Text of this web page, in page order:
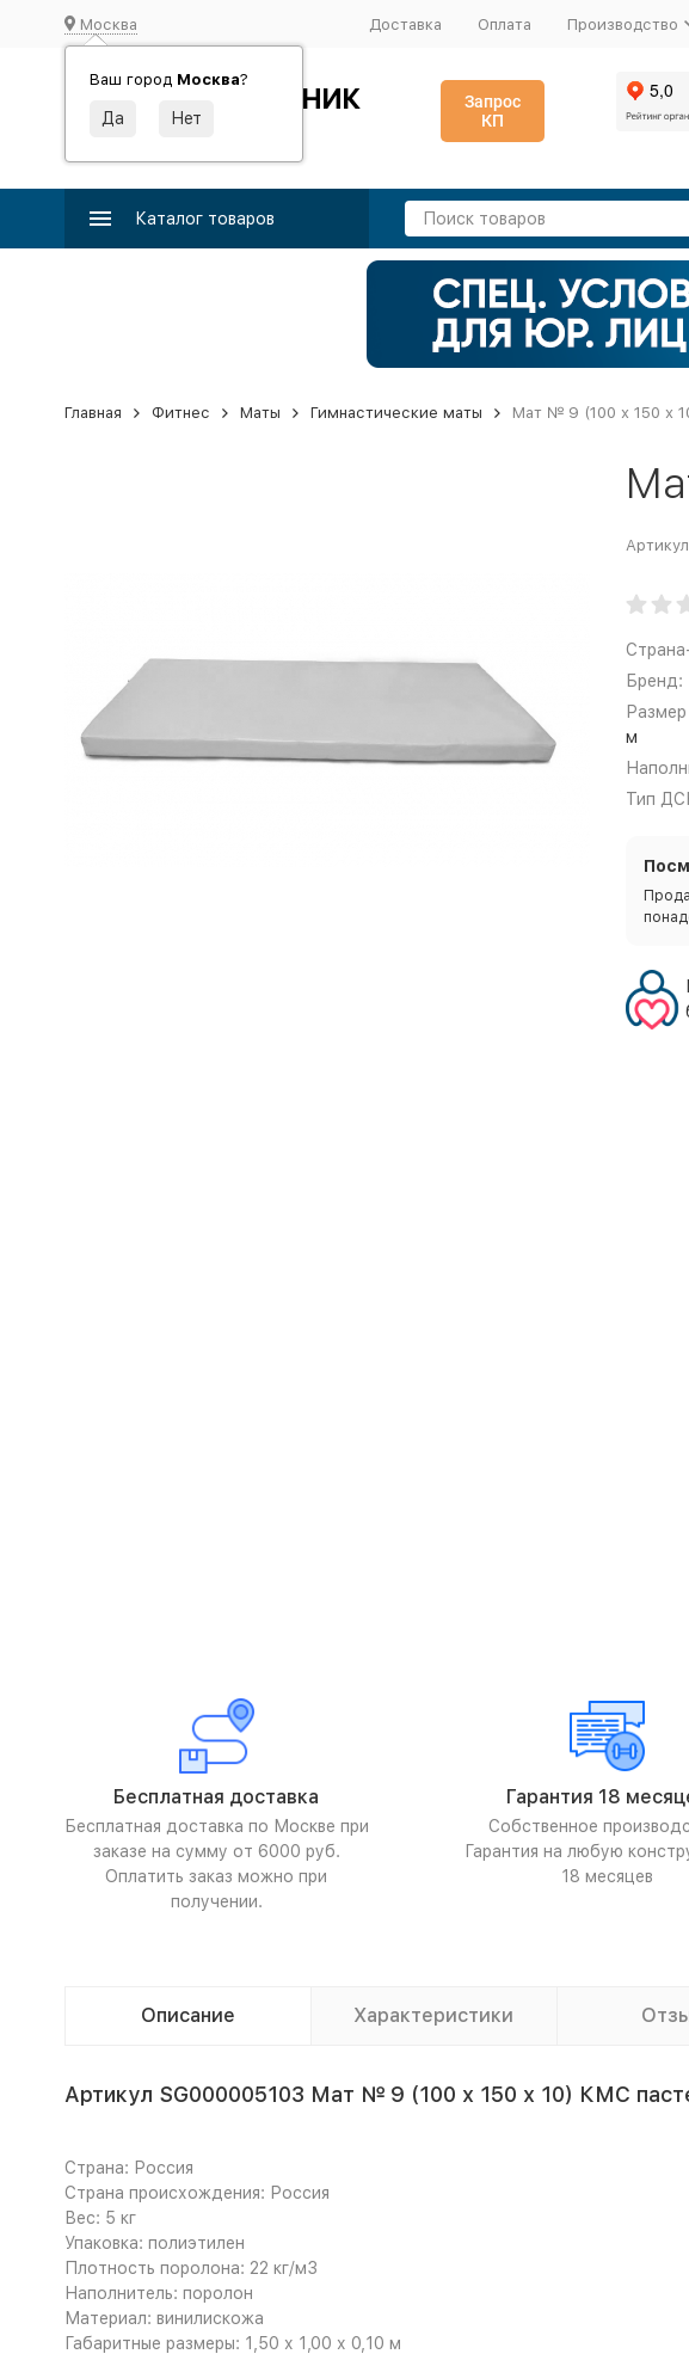
Москва
Ваш город Москва?
Доставка Оплата Производство
ИДЕАЛЬНЫЙ ТУРНИК
Производство и поставка спортивного оборудования
Запрос
КП
Каталог товаров
Главная Фитнес Маты Гимнастические маты Мат № 9 (100 х 150 х
Бренд:
м
Тип
Бесплатная доставка
Бесплатная доставка по Москве при
заказе на сумму от 6000 руб.
Оплатить заказ можно при
получении.
Гарантия 18
Собственное
Гарантия на любую
18 месяцев
Описание Характеристики
Артикул SG000005103 Мат № 9 (100 х 150 х 10) КМС
Страна: Россия
Страна происхождения: Россия
Вес: 5 кг
Упаковка: полиэтилен
Плотность поролона: 22 кг/м3
Наполнитель: поролон
Материал: винилискожа
Габаритные размеры: 1,50 х 1,00 х 0,10 м